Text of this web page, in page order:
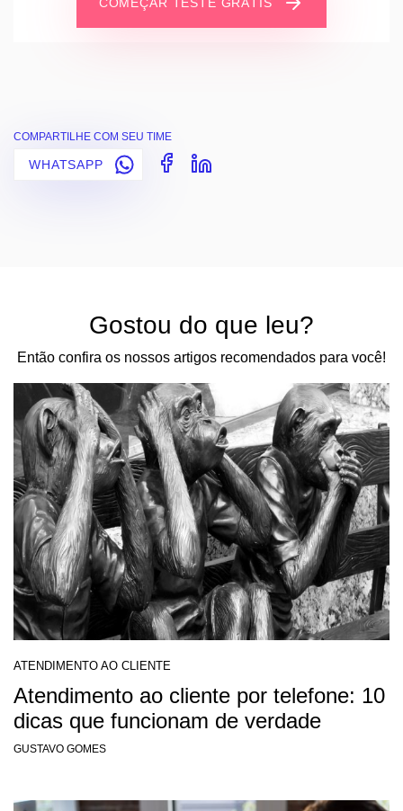
COMPARTILHE COM SEU TIME
WHATSAPP
Gostou do que leu?
Então confira os nossos artigos recomendados para você!
ATENDIMENTO AO CLIENTE
Atendimento ao cliente por telefone: 10
dicas que funcionam de verdade
GUSTAVO GOMES